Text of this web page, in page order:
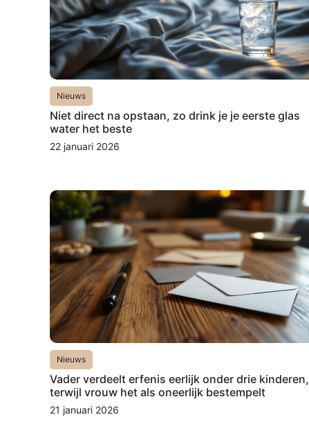
Nieuws
Niet direct na opstaan, zo drink je je eerste glas
water het beste
22 januari 2026
Nieuws
Vader verdeelt erfenis eerlijk onder drie kinderen,
terwijl vrouw het als oneerlijk bestempelt
21 januari 2026